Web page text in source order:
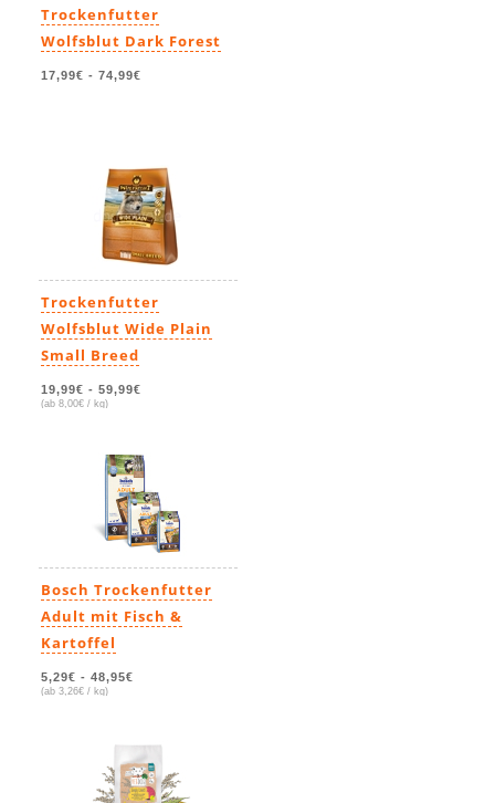
Trockenfutter
Wolfsblut Dark Forest
17,99€ - 74,99€
Trockenfutter
Wolfsblut Wide Plain
Small Breed
19,99€ - 59,99€
(ab 8,00€ / kg)
Bosch Trockenfutter
Adult mit Fisch &
Kartoffel
5,29€ - 48,95€
(ab 3,26€ / kg)